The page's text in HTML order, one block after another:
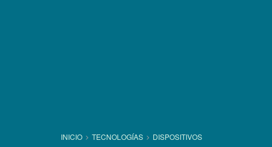
INICIO TECNOLOGÍ­AS DISPOSITIVOS